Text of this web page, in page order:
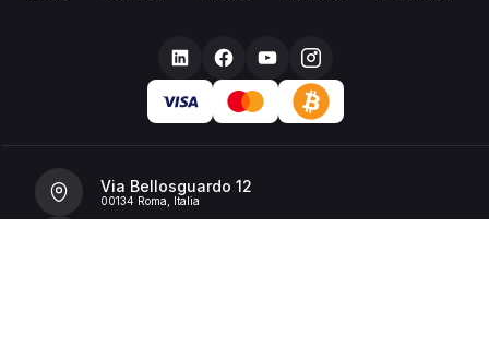
Via Bellosguardo 12
00134 Roma, Italia